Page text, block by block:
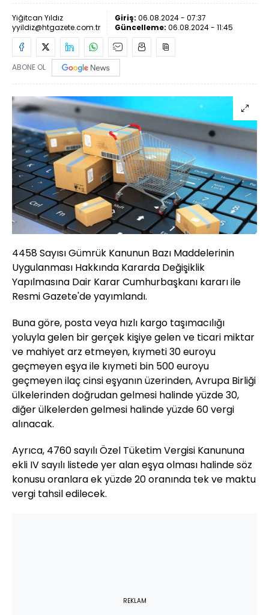
Yiğitcan Yıldız
yyildiz@htgazete.com.tr
Giriş: 06.08.2024 - 07:37
Güncelleme: 06.08.2024 - 11:45
ABONE OL
4458 Sayısı Gümrük Kanunun Bazı Maddelerinin
Uygulanması Hakkında Kararda Değişiklik
Yapılmasına Dair Karar Cumhurbaşkanı kararı ile
Resmi Gazete'de yayımlandı.
Buna göre, posta veya hızlı kargo taşımacılığı
yoluyla gelen bir gerçek kişiye gelen ve ticari miktar
ve mahiyet arz etmeyen, kıymeti 30 euroyu
geçmeyen eşya ile kıymeti bin 500 euroyu
geçmeyen ilaç cinsi eşyanın üzerinden, Avrupa Birliği
ülkelerinden doğrudan gelmesi halinde yüzde 30,
diğer ülkelerden gelmesi halinde yüzde 60 vergi
alınacak.
Ayrıca, 4760 sayılı Özel Tüketim Vergisi Kanununa
ekli IV sayılı listede yer alan eşya olması halinde söz
konusu oranlara ek yüzde 20 oranında tek ve maktu
vergi tahsil edilecek.
REKLAM